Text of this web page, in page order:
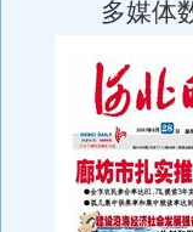
多媒体